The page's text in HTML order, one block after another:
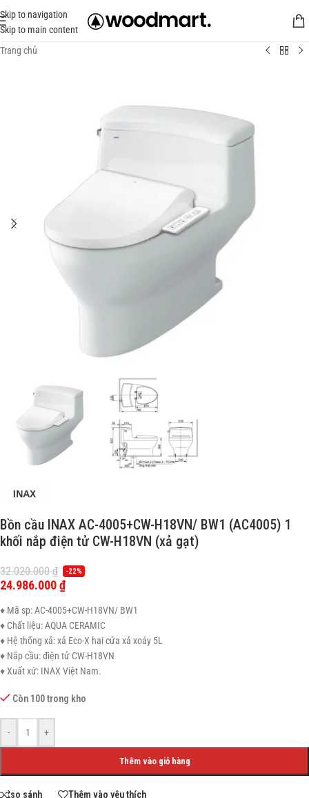
Skip to navigation
Skip to main content
Trang chủ
Bồn cầu INAX AC-4005+CW-H18VN/ BW1 (AC4005) 1
khối nắp điện tử CW-H18VN (xả gạt)
32.020.000₫ -22%
24.986.000₫
♦ Mã sp: AC-4005+CW-H18VN/ BW1
♦ Chất liệu: AQUA CERAMIC
♦ Hệ thống xả: xả Eco-X hai cửa xả xoáy 5L
♦ Nắp cầu: điện tử CW-H18VN
♦ Xuất xứ: INAX Việt Nam.
Còn 100 trong kho
- +
Thêm vào giỏ hàng
so sánh Thêm vào yêu thích